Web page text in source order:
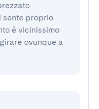
sente proprio
è vicinissimo
ovunque a